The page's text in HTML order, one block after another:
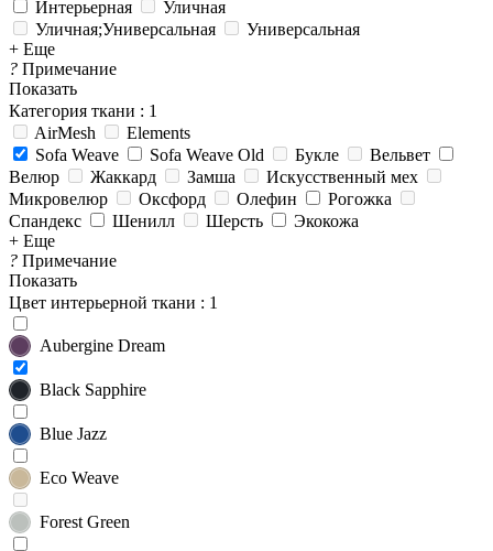
Интерьерная
Уличная
Уличная;Универсальная
Универсальная
+ Еще
? Примечание
Показать
Категория ткани : 1
AirMesh
Elements
Sofa Weave
Sofa Weave Old Букле
Вельвет
Велюр
Жаккард Замша
Искусственный мех
Микровелюр
Оксфорд Олефин
Рогожка
Спандекс
Шенилл Шерсть
Экокожа
+ Еще
? Примечание
Показать
Цвет интерьерной ткани : 1
Aubergine Dream
Black Sapphire
Blue Jazz
Eco Weave
Forest Green